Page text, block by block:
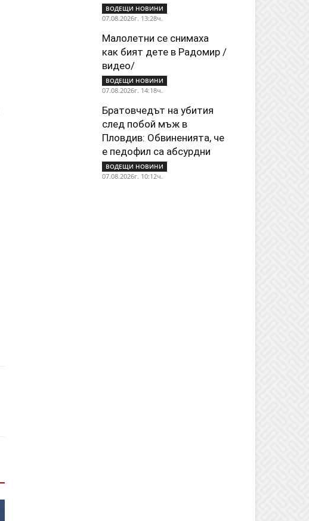
ВОДЕЩИ НОВИНИ
07.08.2026г. 13:28ч.
Малолетни се снимаха
как бият дете в Радомир /
видео/
ВОДЕЩИ НОВИНИ
07.08.2026г. 14:18ч.
Братовчедът на убития
след побой мъж в
Пловдив: Обвиненията, че
е педофил са абсурдни
ВОДЕЩИ НОВИНИ
07.08.2026г. 10:12ч.